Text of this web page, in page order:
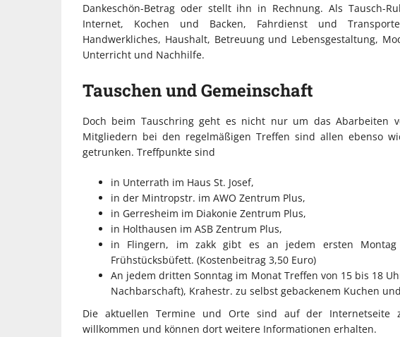
Dankeschön-Betrag oder stellt ihn in Rechnung. Als Tausch-
Internet, Kochen und Backen, Fahrdienst und
Handwerkliches, Haushalt, Betreuung und Lebensgestaltung,
Unterricht und Nachhilfe.
Tauschen und Gemeinschaft
Doch beim Tauschring geht es nicht nur um das Abarbeiten
Mitgliedern bei den regelmäßigen Treffen sind allen ebenso
getrunken. Treffpunkte sind
in Unterrath im Haus St. Josef,
in der Mintropstr. im AWO Zentrum Plus,
in Gerresheim im Diakonie Zentrum Plus,
in Holthausen im ASB Zentrum Plus,
in Flingern, im zakk gibt es an jedem ersten
Frühstücksbüfett. (Kostenbeitrag 3,50 Euro)
An jedem dritten Sonntag im Monat Treffen von 15 bis 18
Nachbarschaft), Krahestr. zu selbst gebackenem Kuchen
Die aktuellen Termine und Orte sind auf der Internetseite
willkommen und können dort weitere Informationen erhalten.